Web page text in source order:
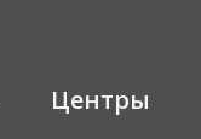
Центры